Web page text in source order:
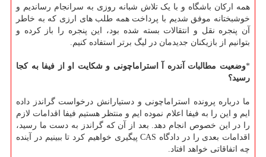
همه ارکان باشگاه و با یک تلاش شبانه روزی به سرانجام رساندیم و
خوشبختانه موفق شدیم با پرداخت همه طلب های ارزی که به خاطر
آن پنجره نقل و انتقالات بسته شده بود، این پنجره را باز کرده و
بتوانیم از بازیکنان جدیدمان در لیگ برتر استفاده کنیم.
*وضعیت مطالبات آندره آ استراماچونی و شکایت او از فیفا به کجا
رسید؟
ما درباره پرونده استراماچونی و دستیارانش درخواست گراندز داده
ایم و این را به فیفا اعلام نموده ایم و منتظر هستیم فیفا اقدامات لازم
را در این خصوص انجام دهد. بعد از آن که گراندز به دست ما رسید،
اقدامات بعدی را در دادگاه CAS پیگیری خواهیم کرد تا ببینیم در آینده
چه اتفاقاتی خواهد افتاد.